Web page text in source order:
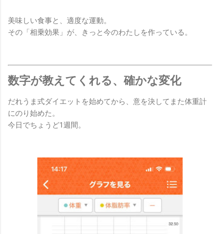
美味しい食事と、適度な運動。
その「相乗効果」が、きっと今のわたしを作っている。
数字が教えてくれる、確かな変化
だれうま式ダイエットを始めてから、意を決してまた体重計
にのり始めた。
今日でちょうど1週間。